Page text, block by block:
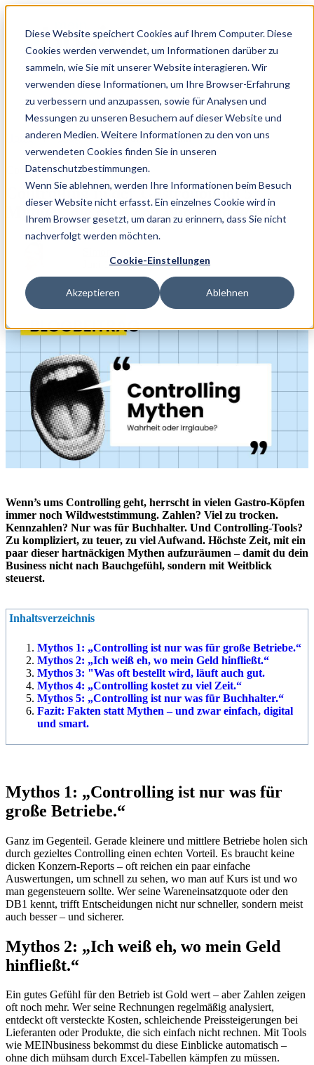
Diese Website speichert Cookies auf Ihrem Computer. Diese
Cookies werden verwendet, um Informationen darüber zu
sammeln, wie Sie mit unserer Website interagieren. Wir
verwenden diese Informationen, um Ihre Browser-Erfahrung
zu verbessern und anzupassen, sowie für Analysen und
Messungen zu unseren Besuchern auf dieser Website und
anderen Medien. Weitere Informationen zu den von uns
verwendeten Cookies finden Sie in unseren
Datenschutzbestimmungen.
Wenn Sie ablehnen, werden Ihre Informationen beim Besuch
dieser Website nicht erfasst. Ein einzelnes Cookie wird in
Ihrem Browser gesetzt, um daran zu erinnern, dass Sie nicht
nachverfolgt werden möchten.
Cookie-Einstellungen
Akzeptieren Ablehnen
Home/Blog/Controlling in der...
Controlling
Controlling in der Gastronomie: 5
Mythen, die dich Zeit und Geld kosten
Juni 17, 2025
Wenn’s ums Controlling geht, herrscht in vielen Gastro-Köpfen
immer noch Wildweststimmung. Zahlen? Viel zu trocken.
Kennzahlen? Nur was für Buchhalter. Und Controlling-Tools?
Zu kompliziert, zu teuer, zu viel Aufwand. Höchste Zeit, mit ein
paar dieser hartnäckigen Mythen aufzuräumen – damit du dein
Business nicht nach Bauchgefühl, sondern mit Weitblick
steuerst.
Inhaltsverzeichnis
Mythos 1: „Controlling ist nur was für große Betriebe.“
Mythos 2: „Ich weiß eh, wo mein Geld hinfließt.“
Mythos 3: "Was oft bestellt wird, läuft auch gut.
Mythos 4: „Controlling kostet zu viel Zeit.“
Mythos 5: „Controlling ist nur was für Buchhalter.“
Fazit: Fakten statt Mythen – und zwar einfach, digital
und smart.
Mythos 1: „Controlling ist nur was für
große Betriebe.“
Ganz im Gegenteil. Gerade kleinere und mittlere Betriebe holen sich
durch gezieltes Controlling einen echten Vorteil. Es braucht keine
dicken Konzern-Reports – oft reichen ein paar einfache
Auswertungen, um schnell zu sehen, wo man auf Kurs ist und wo
man gegensteuern sollte. Wer seine Wareneinsatzquote oder den
DB1 kennt, trifft Entscheidungen nicht nur schneller, sondern meist
auch besser – und sicherer.
Mythos 2: „Ich weiß eh, wo mein Geld
hinfließt.“
Ein gutes Gefühl für den Betrieb ist Gold wert – aber Zahlen zeigen
oft noch mehr. Wer seine Rechnungen regelmäßig analysiert,
entdeckt oft versteckte Kosten, schleichende Preissteigerungen bei
Lieferanten oder Produkte, die sich einfach nicht rechnen. Mit Tools
wie MEINbusiness bekommst du diese Einblicke automatisch –
ohne dich mühsam durch Excel-Tabellen kämpfen zu müssen.